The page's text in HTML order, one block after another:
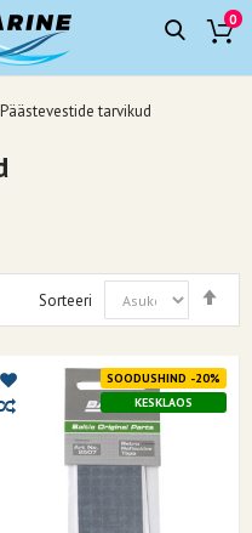
0
Päästevestide tarvikud
Sorteeri
SOODUSHIND -20%
KESKLAOS